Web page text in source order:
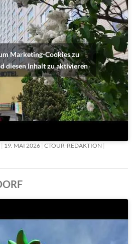
Marketing-Cookies zu
diesen Inhalt zu aktivieren
19. MAI 2026 CTOUR-REDAKTION